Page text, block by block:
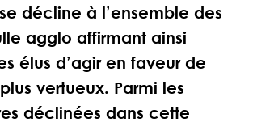
décline à l’ensemble des
agglo affirmant ainsi
élus d’agir en faveur de
vertueux. Parmi les
déclinées dans cette